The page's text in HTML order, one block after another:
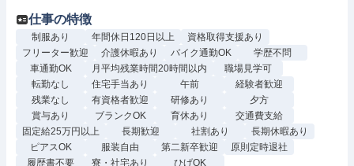
仕事の特徴
制服あり 年間休日120日以上
資格取得支援あり
フリーター歓迎
介護休暇あり バイク通勤OK
学歴不問
車通勤OK
月平均残業時間20時間以内
職場見学可
転勤なし
住宅手当あり 午前
経験者歓迎
残業なし
有資格者歓迎 研修あり
夕方
賞与あり
ブランクOK 育休あり
交通費支給
固定給25万円以上
長期歓迎 社割あり
長期休暇あり
ピアスOK
服装自由 第二新卒歓迎
原則定時退社
履歴書不要
寮・社宅あり ひげOK